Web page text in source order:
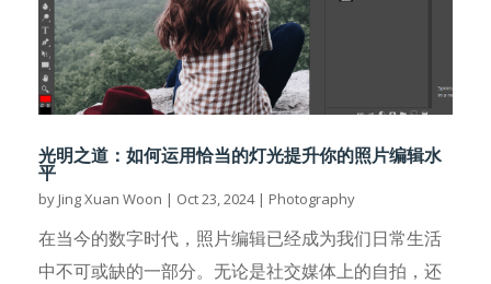
光明之道：如何运用恰当的灯光提升你的照片编辑水
平
by Jing Xuan Woon | Oct 23, 2024| Photography
在当今的数字时代，照片编辑已经成为我们日常生活
中不可或缺的一部分。无论是社交媒体上的自拍，还